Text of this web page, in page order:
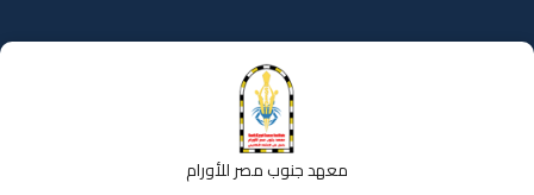
إلى
المحتوى
معهد جنوب مصر للأورام